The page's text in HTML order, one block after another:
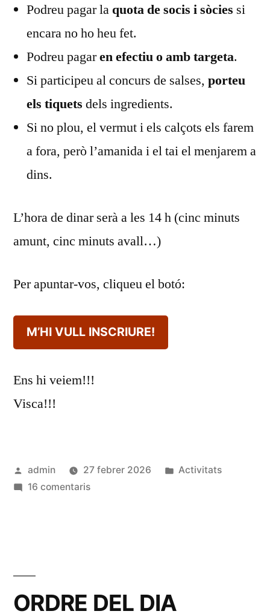
⁠Podreu pagar la quota de socis i sòcies si
encara no ho heu fet.
⁠Podreu pagaren efectiu o amb targeta.
Si participeu al concurs de salses, porteu
els tiquets dels ingredients.
⁠⁠Si no plou, el vermut i els calçots els farem
a fora, però l’amanida i el tai el menjarem a
dins.
L’hora de dinar serà a les 14 h (cinc minuts
amunt, cinc minuts avall…)
Per apuntar-vos, cliqueu el botó:
M’HI VULL INSCRIURE!
Ens hi veiem!!!
Visca!!!
Publicat
per
admin 27 febrer 2026
Publicat
Activitats
16 comentarisa
ORDRE DEL DIA